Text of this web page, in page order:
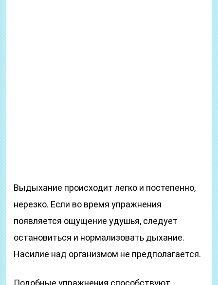
Выдыхание происходит легко и постепенно,
нерезко. Если во время упражнения
появляется ощущение удушья, следует
остановиться и нормализовать дыхание.
Насилие над организмом не предполагается.
Подобные упражнения способствуют